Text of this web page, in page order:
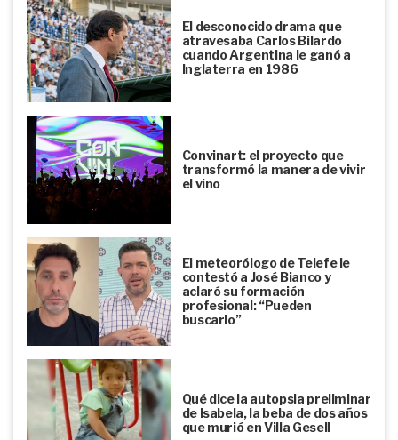
El desconocido drama que
atravesaba Carlos Bilardo
cuando Argentina le ganó a
Inglaterra en 1986
Convinart: el proyecto que
transformó la manera de vivir
el vino
El meteorólogo de Telefe le
contestó a José Bianco y
aclaró su formación
profesional: “Pueden
buscarlo”
Qué dice la autopsia preliminar
de Isabela, la beba de dos años
que murió en Villa Gesell